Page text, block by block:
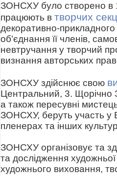
ЗОНСХУ було створено в
працюють в творчих
декоративно-
об’єднання її членів,
невтручання у творчий
визнання авторських
ЗОНСХУ здійснює свою
Центральний, 3. Щорічно
а також пересувні
ЗОНСХУ, беруть участь у
пленерах та інших
ЗОНСХУ організовує та
та дослідження
художнього виховання,